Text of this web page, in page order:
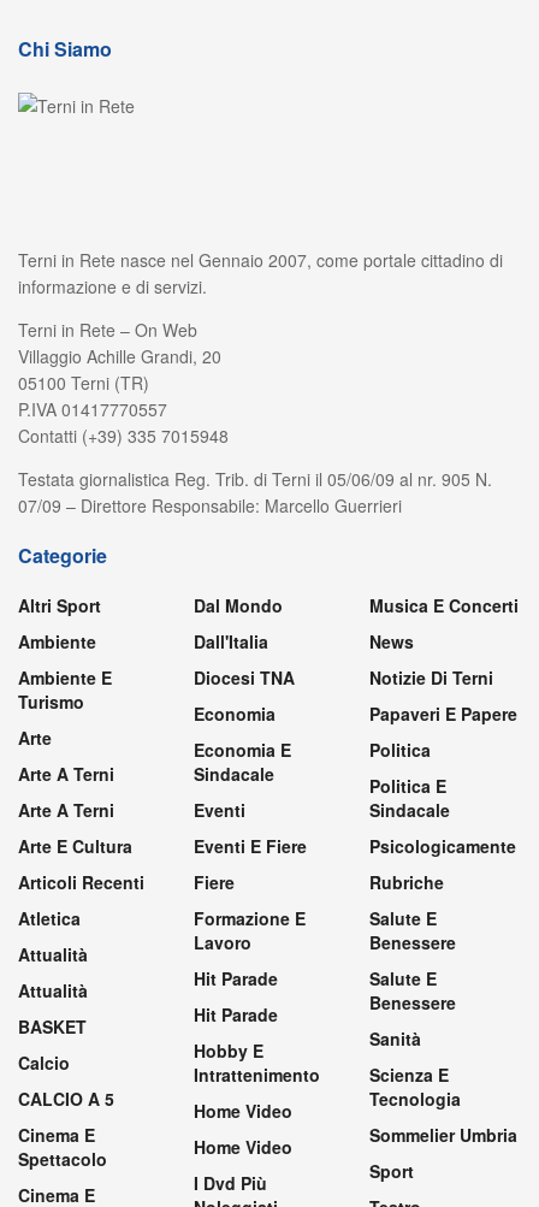
Chi Siamo
Terni in Rete nasce nel Gennaio 2007, come portale cittadino di
informazione e di servizi.
Terni in Rete – On Web
Villaggio Achille Grandi, 20
05100 Terni (TR)
P.IVA 01417770557
Contatti (+39) 335 7015948
Testata giornalistica Reg. Trib. di Terni il 05/06/09 al nr. 905 N.
07/09 – Direttore Responsabile: Marcello Guerrieri
Categorie
Altri Sport
Ambiente
Ambiente E
Turismo
Arte
Arte A Terni
Arte A Terni
Arte E Cultura
Articoli Recenti
Atletica
Attualità
Attualità
BASKET
Calcio
CALCIO A 5
Cinema E
Spettacolo
Cinema E
Dal Mondo
Dall'Italia
Diocesi TNA
Economia
Economia E
Sindacale
Eventi
Eventi E Fiere
Fiere
Formazione E
Lavoro
Hit Parade
Hit Parade
Hobby E
Intrattenimento
Home Video
Home Video
I Dvd Più
Musica E Concerti
News
Notizie Di Terni
Papaveri E Papere
Politica
Politica E
Sindacale
Psicologicamente
Rubriche
Salute E
Benessere
Salute E
Benessere
Sanità
Scienza E
Tecnologia
Sommelier Umbria
Sport